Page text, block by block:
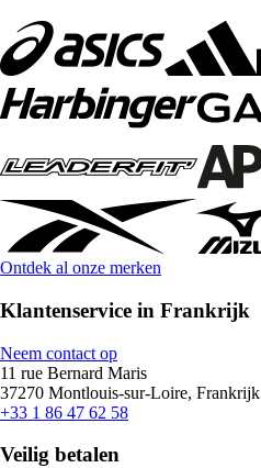
Ontdek al onze merken
Klantenservice in Frankrijk
Neem contact op
11 rue Bernard Maris
37270 Montlouis-sur-Loire, Frankrijk
+33 1 86 47 62 58
Veilig betalen